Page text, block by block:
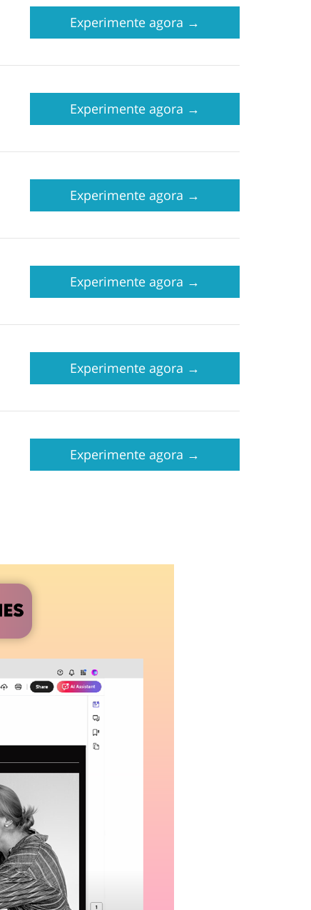
Experimente agora →
Experimente agora →
Experimente agora →
Experimente agora →
Experimente agora →
Experimente agora →